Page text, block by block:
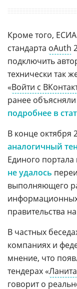
Кроме того,
стандарта oAuth
подключить
технически так
«Войти с
ранее
подробнее в
В конце октября
аналогичный
Единого портала
не удалось
выполняющего
правительства
В частных
компаниях и
мнение, что
тендерах «Ланита
говорит о